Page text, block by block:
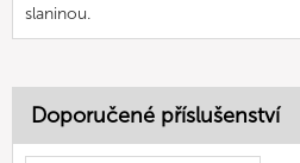
slaninou.
Doporučené příslušenství